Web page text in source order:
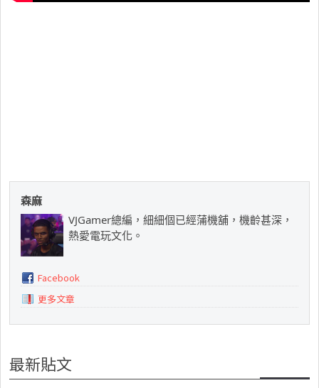
森麻
VJGamer總編，細細個已經蒲機舖，機齡甚深，
熱愛電玩文化。
Facebook
更多文章
最新貼文